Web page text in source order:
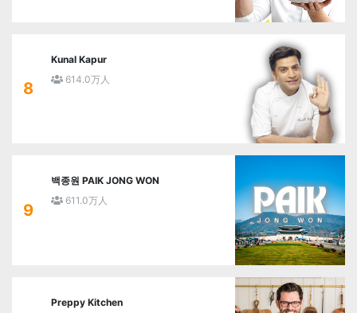
8
Kunal Kapur
614.0万人
9
백종원 PAIK JONG WON
611.0万人
Preppy Kitchen